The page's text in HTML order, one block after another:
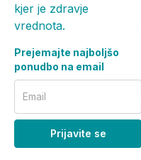
kjer je zdravje
vrednota.
Prejemajte najboljšo
ponudbo na email
Email
Prijavite se